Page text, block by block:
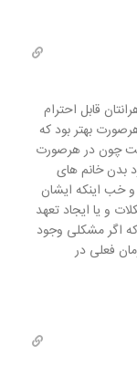
قابل احترام
بهتر بود که
چون در هرصورت
بدن خانم های
خب اینکه ایشان
و یا ایجاد تعهد
اگر مشکلی وجود
فعلی در